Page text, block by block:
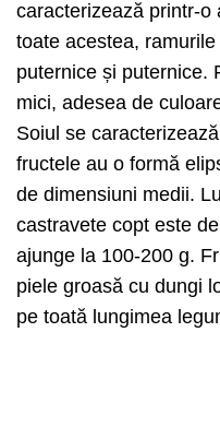
caracterizează printr-o
toate acestea,
puternice și puternice.
mici, adesea de
Soiul se
fructele au o formă
de dimensiuni medii.
castravete copt este
ajunge la 100-200 g.
piele groasă cu dungi
pe toată lungimea